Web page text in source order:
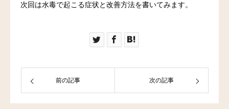
次回は水毒で起こる症状と改善方法を書いてみます。
前の記事 次の記事